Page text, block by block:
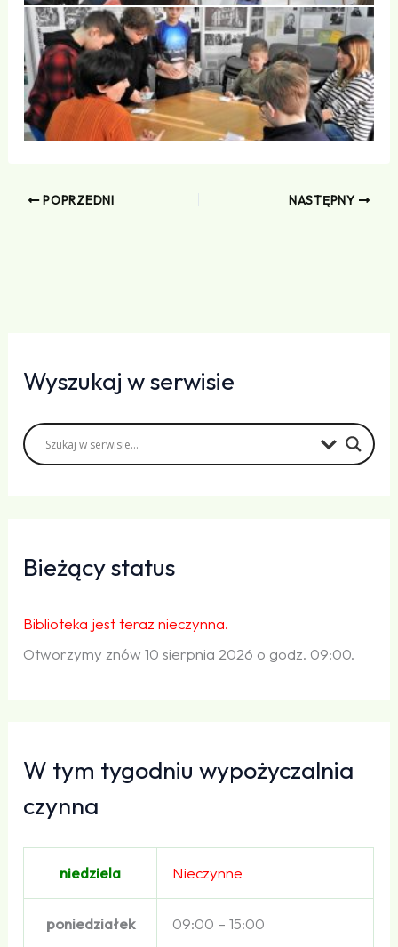
POPRZEDNI NASTĘPNY
Wyszukaj w serwisie
Bieżący status
Biblioteka jest teraz nieczynna.
Otworzymy znów 10 sierpnia 2026 o godz. 09:00.
W tym tygodniu wypożyczalnia
czynna
niedziela Nieczynne
poniedziałek 09:00 – 15:00